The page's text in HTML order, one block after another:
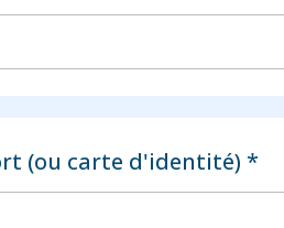
(ou carte d'identité) *